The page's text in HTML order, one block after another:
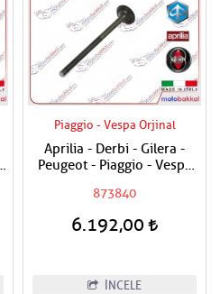
Piaggio - Vespa Orjinal
Aprilia - Derbi - Gilera -
Peugeot - Piaggio - Vespa
Adet Fiyat
873840
6.192,00
İNCELE